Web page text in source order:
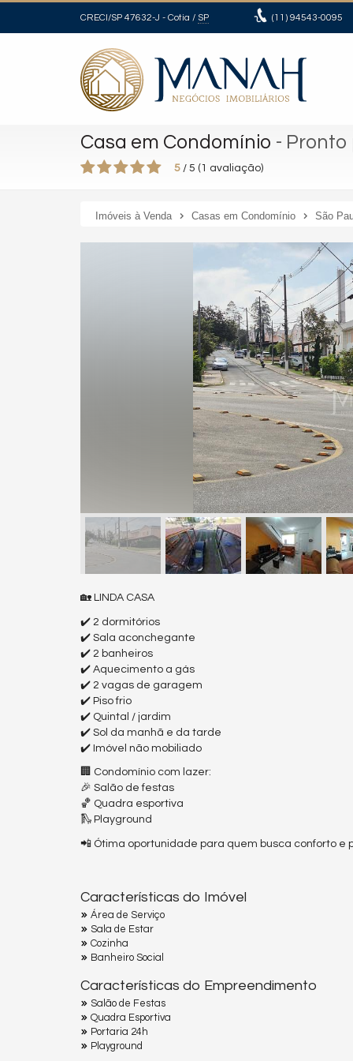
CRECI/SP 47632-J - Cotia / SP (11)94543-0095
Casa em Condomínio -
5 / 5 ( 1 avaliação)
Imóveis à Venda Casas em Condomínio São
🏡 LINDA CASA
✔️ 2 dormitórios
✔️ Sala aconchegante
✔️ 2 banheiros
✔️ Aquecimento a gás
✔️ 2 vagas de garagem
✔️ Piso frio
✔️ Quintal / jardim
✔️ Sol da manhã e da tarde
✔️ Imóvel não mobiliado
🏢 Condomínio com lazer:
🎉 Salão de festas
🏀 Quadra esportiva
🛝 Playground
📲 Ótima oportunidade para quem busca conforto e
Características do Imóvel
Área de Serviço
Sala de Estar
Cozinha
Banheiro Social
Características do Empreendimento
Salão de Festas
Quadra Esportiva
Portaria 24h
Playground